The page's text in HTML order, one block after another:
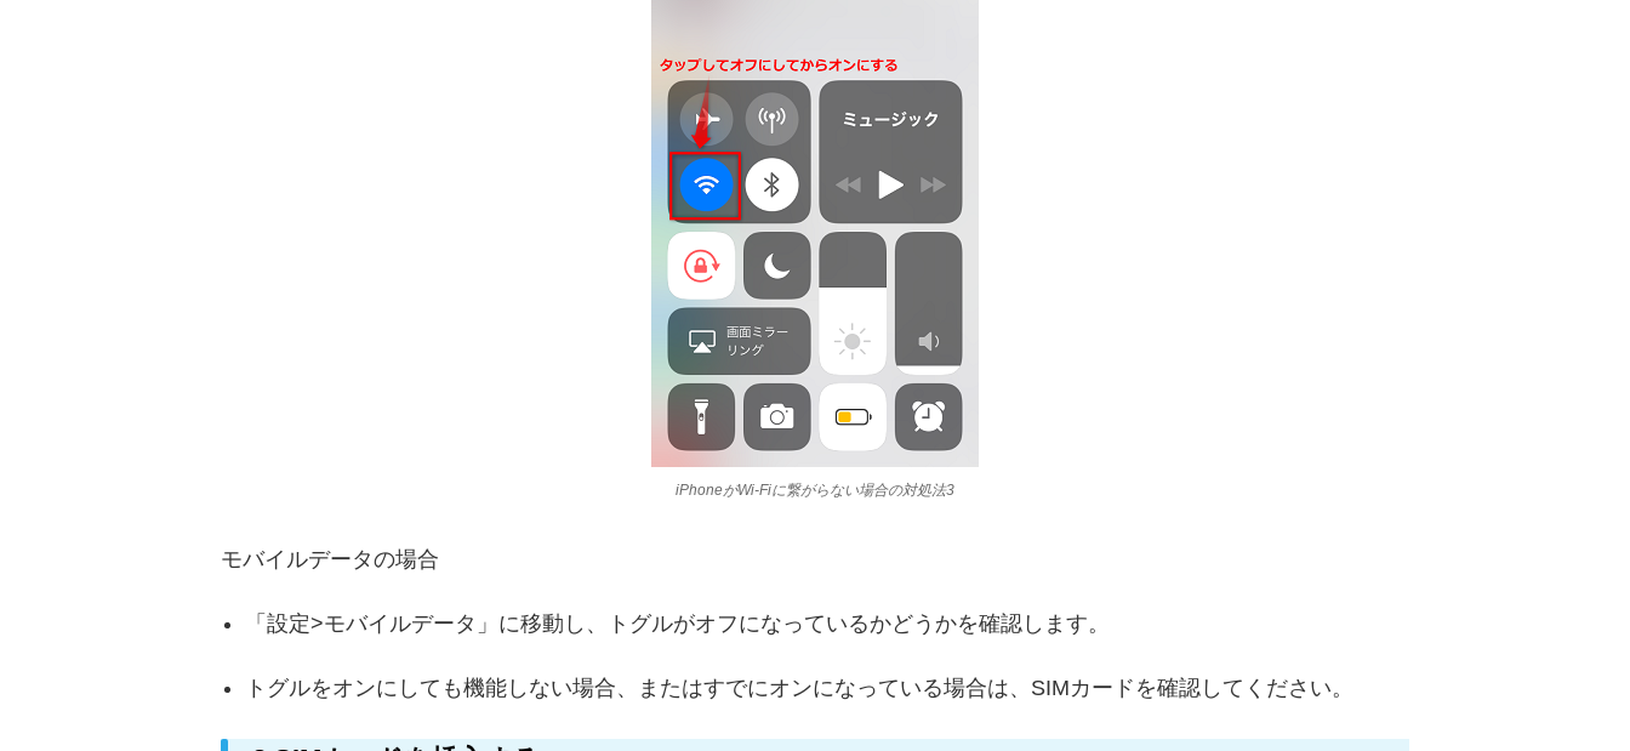
iPhoneがWi-Fiに繋がらない場合の対処法3
モバイルデータの場合
「設定>モバイルデータ」に移動し、トグルがオフになっているかどうかを確認します。
トグルをオンにしても機能しない場合、またはすでにオンになっている場合は、SIMカードを確認してください。